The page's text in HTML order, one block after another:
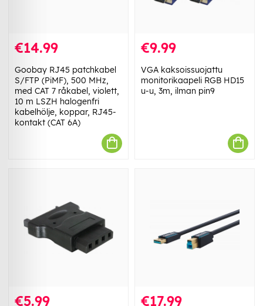
€14.99
Goobay RJ45 patchkabel
S/FTP (PiMF), 500 MHz,
med CAT 7 råkabel, violett,
10 m LSZH halogenfri
kabelhölje, koppar, RJ45-
kontakt (CAT 6A)
€9.99
VGA kaksoissuojattu
monitorikaapeli RGB HD15
u-u, 3m, ilman pin9
€5.99 €17.99